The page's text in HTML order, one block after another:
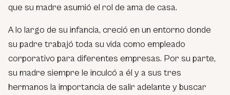
que su madre asumió el rol de ama de casa.
A lo largo de su infancia, creció en un entorno donde
su padre trabajó toda su vida como empleado
corporativo para diferentes empresas. Por su parte,
su madre siempre le inculcó a él y a sus tres
hermanos la importancia de salir adelante y buscar